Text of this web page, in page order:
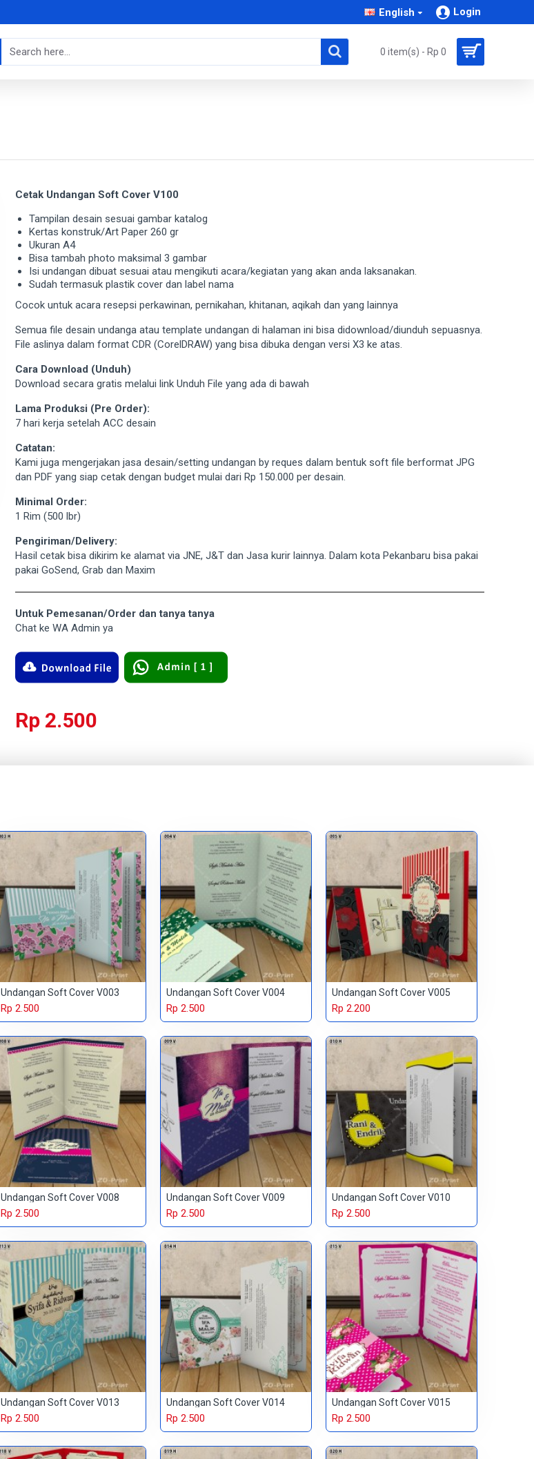
English Login
0 item(s) - Rp 0
Cetak Undangan Soft Cover V100
Tampilan desain sesuai gambar katalog
Kertas konstruk/Art Paper 260 gr
Ukuran A4
Bisa tambah photo maksimal 3 gambar
Isi undangan dibuat sesuai atau mengikuti acara/kegiatan yang akan anda laksanakan.
Sudah termasuk plastik cover dan label nama
Cocok untuk acara resepsi perkawinan, pernikahan, khitanan, aqikah dan yang lainnya
Semua file desain undanga atau template undangan di halaman ini bisa didownload/diunduh sepuasnya.
File aslinya dalam format CDR (CorelDRAW) yang bisa dibuka dengan versi X3 ke atas.
Cara Download (Unduh)
Download secara gratis melalui link Unduh File yang ada di bawah
Lama Produksi (Pre Order):
7 hari kerja setelah ACC desain
Catatan:
Kami juga mengerjakan jasa desain/setting undangan by reques dalam bentuk soft file berformat JPG
dan PDF yang siap cetak dengan budget mulai dari Rp 150.000 per desain.
Minimal Order:
1 Rim (500 lbr)
Pengiriman/Delivery:
Hasil cetak bisa dikirim ke alamat via JNE, J&T dan Jasa kurir lainnya. Dalam kota Pekanbaru bisa pakai
pakai GoSend, Grab dan Maxim
Untuk Pemesanan/Order dan tanya tanya
Chat ke WA Admin ya
Rp 2.500
Undangan Soft Cover V003
Rp 2.500
Undangan Soft Cover V004
Rp 2.500
Undangan Soft Cover V005
Rp 2.200
Undangan Soft Cover V008
Rp 2.500
Undangan Soft Cover V009
Rp 2.500
Undangan Soft Cover V010
Rp 2.500
Undangan Soft Cover V013
Rp 2.500
Undangan Soft Cover V014
Rp 2.500
Undangan Soft Cover V015
Rp 2.500